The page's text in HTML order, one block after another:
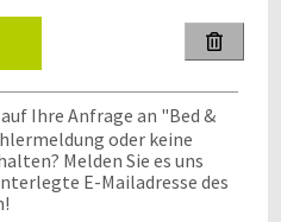

Ihre Anfrage an "Bed &
oder keine
Melden Sie es uns
E-Mailadresse des